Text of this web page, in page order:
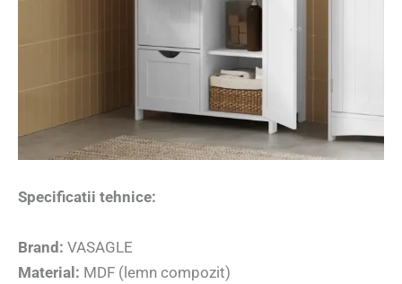
Specificatii tehnice:
Brand: VASAGLE
Material: MDF (lemn compozit)